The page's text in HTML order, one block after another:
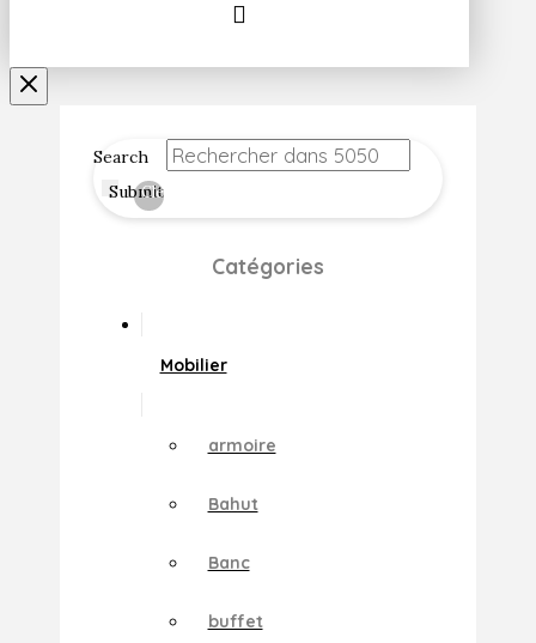
Search
Submit
Clear
Catégories
Mobilier
armoire
Bahut
Banc
buffet